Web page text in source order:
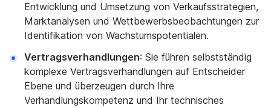
Entwicklung und Umsetzung von Verkaufsstrategien,
Marktanalysen und Wettbewerbsbeobachtungen zur
Identifikation von Wachstumspotentialen.
Vertragsverhandlungen: Sie führen selbstständig
komplexe Vertragsverhandlungen auf Entscheider
Ebene und überzeugen durch Ihre
Verhandlungskompetenz und Ihr technisches